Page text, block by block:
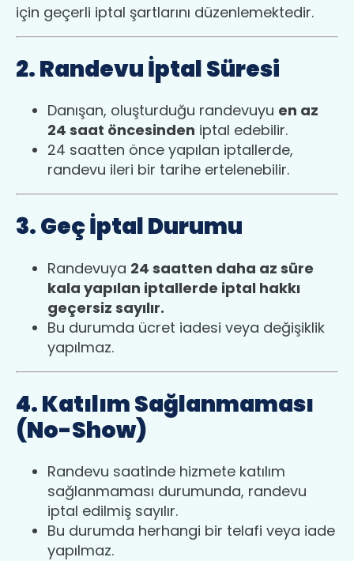
için geçerli iptal şartlarını düzenlemektedir.
2. Randevu İptal Süresi
Danışan, oluşturduğu randevuyu en az
24 saat öncesinden iptal edebilir.
24 saatten önce yapılan iptallerde,
randevu ileri bir tarihe ertelenebilir.
3. Geç İptal Durumu
Randevuya 24 saatten daha az süre
kala yapılan iptallerde iptal hakkı
geçersiz sayılır.
Bu durumda ücret iadesi veya değişiklik
yapılmaz.
4. Katılım Sağlanmaması
(No-Show)
Randevu saatinde hizmete katılım
sağlanmaması durumunda, randevu
iptal edilmiş sayılır.
Bu durumda herhangi bir telafi veya iade
yapılmaz.